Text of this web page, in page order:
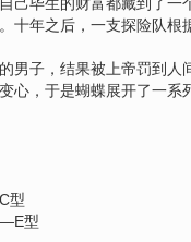
己毕生的财富都藏到了一
十年之后，一支探险队根
男子，结果被上帝罚到人
心，于是蝴蝶展开了一系
型
型